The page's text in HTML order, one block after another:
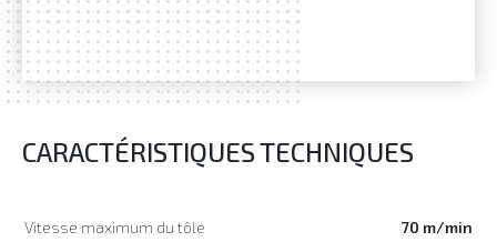
CARACTÉRISTIQUES TECHNIQUES
Vitesse maximum du tôle
70 m/min